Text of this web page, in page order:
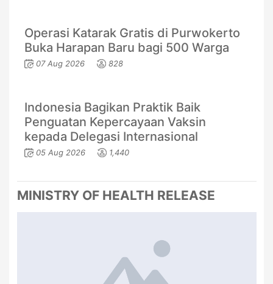
Operasi Katarak Gratis di Purwokerto
Buka Harapan Baru bagi 500 Warga
07 Aug 2026 828
Indonesia Bagikan Praktik Baik
Penguatan Kepercayaan Vaksin
kepada Delegasi Internasional
05 Aug 2026 1,440
MINISTRY OF HEALTH RELEASE